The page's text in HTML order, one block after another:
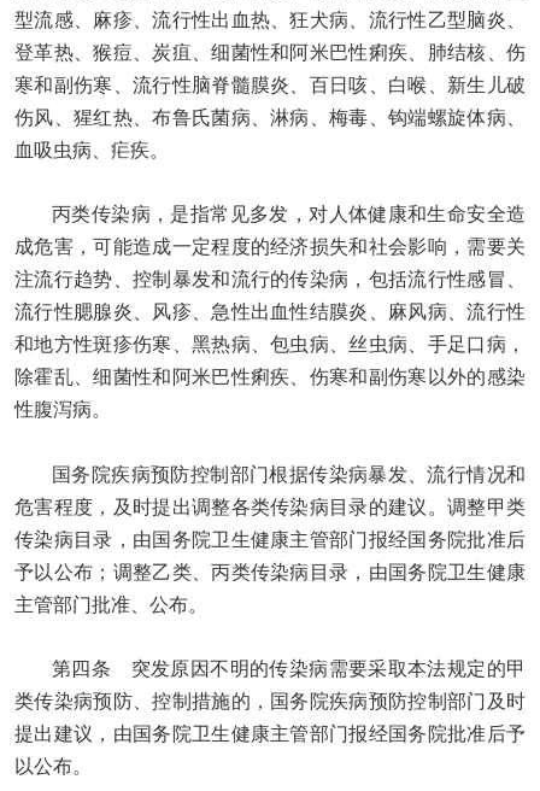
型流感、麻疹、流行性出血热、狂犬病、流行性乙型脑炎、
登革热、猴痘、炭疽、细菌性和阿米巴性痢疾、肺结核、伤
寒和副伤寒、流行性脑脊髓膜炎、百日咳、白喉、新生儿破
伤风、猩红热、布鲁氏菌病、淋病、梅毒、钩端螺旋体病、
血吸虫病、疟疾。
丙类传染病，是指常见多发，对人体健康和生命安全造
成危害，可能造成一定程度的经济损失和社会影响，需要关
注流行趋势、控制暴发和流行的传染病，包括流行性感冒、
流行性腮腺炎、风疹、急性出血性结膜炎、麻风病、流行性
和地方性斑疹伤寒、黑热病、包虫病、丝虫病、手足口病，
除霍乱、细菌性和阿米巴性痢疾、伤寒和副伤寒以外的感染
性腹泻病。
国务院疾病预防控制部门根据传染病暴发、流行情况和
危害程度，及时提出调整各类传染病目录的建议。调整甲类
传染病目录，由国务院卫生健康主管部门报经国务院批准后
予以公布；调整乙类、丙类传染病目录，由国务院卫生健康
主管部门批准、公布。
第四条 突发原因不明的传染病需要采取本法规定的甲
类传染病预防、控制措施的，国务院疾病预防控制部门及时
提出建议，由国务院卫生健康主管部门报经国务院批准后予
以公布。